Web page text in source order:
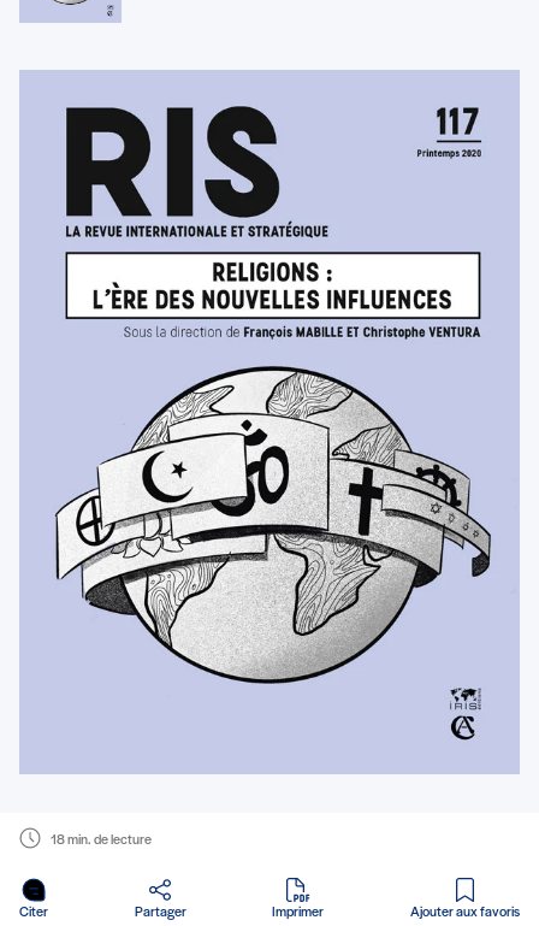
18 min. de lecture
Citer Partager Imprimer
en PDF
Ajouter aux favoris